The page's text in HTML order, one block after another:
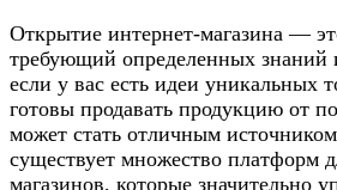
Открытие интернет-магазина —
требующий определенных
если у вас есть идеи уникальных
готовы продавать продукцию от
может стать отличным
существует множество платформ
магазинов, которые значительно